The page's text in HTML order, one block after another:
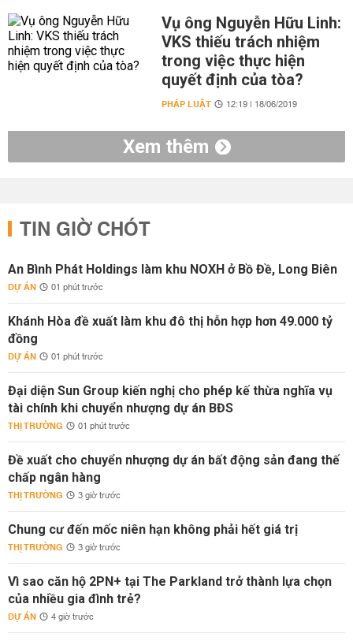
Vụ ông Nguyễn Hữu Linh:
VKS thiếu trách nhiệm
trong việc thực hiện
quyết định của tòa?
PHÁP LUẬT 12:19 | 18/06/2019
Xem thêm
TIN GIỜ CHÓT
An Bình Phát Holdings làm khu NOXH ở Bồ Đề, Long Biên
DỰ ÁN 01 phút trước
Khánh Hòa đề xuất làm khu đô thị hỗn hợp hơn 49.000 tỷ
đồng
DỰ ÁN 01 phút trước
Đại diện Sun Group kiến nghị cho phép kế thừa nghĩa vụ
tài chính khi chuyển nhượng dự án BĐS
THỊ TRƯỜNG 01 phút trước
Đề xuất cho chuyển nhượng dự án bất động sản đang thế
chấp ngân hàng
THỊ TRƯỜNG 3 giờ trước
Chung cư đến mốc niên hạn không phải hết giá trị
THỊ TRƯỜNG 3 giờ trước
Vì sao căn hộ 2PN+ tại The Parkland trở thành lựa chọn
của nhiều gia đình trẻ?
DỰ ÁN 4 giờ trước